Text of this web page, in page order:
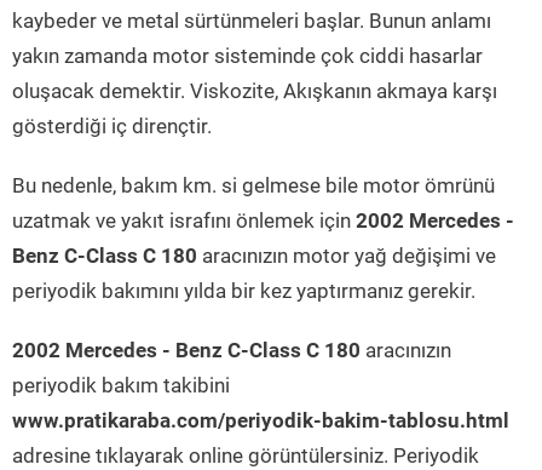
kaybeder ve metal sürtünmeleri başlar. Bunun anlamı
yakın zamanda motor sisteminde çok ciddi hasarlar
oluşacak demektir. Viskozite, Akışkanın akmaya karşı
gösterdiği iç dirençtir.
Bu nedenle, bakım km. si gelmese bile motor ömrünü
uzatmak ve yakıt israfını önlemek için 2002 Mercedes -
Benz C-Class C 180 aracınızın motor yağ değişimi ve
periyodik bakımını yılda bir kez yaptırmanız gerekir.
2002 Mercedes - Benz C-Class C 180 aracınızın
periyodik bakım takibini
www.pratikaraba.com/periyodik-bakim-tablosu.html
adresine tıklayarak online görüntülersiniz. Periyodik